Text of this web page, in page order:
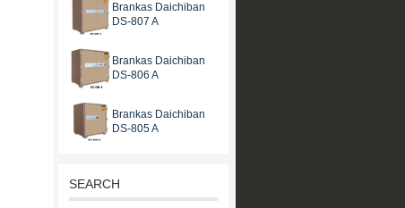
Brankas Daichiban
DS-807 A
Brankas Daichiban
DS-806 A
Brankas Daichiban
DS-805 A
SEARCH